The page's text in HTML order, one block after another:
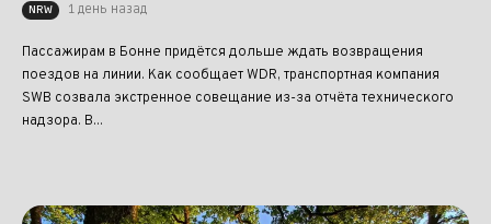
NRW 1 день назад
Пассажирам в Бонне придётся дольше ждать возвращения
поездов на линии. Как сообщает WDR, транспортная компания
SWB созвала экстренное совещание из-за отчёта технического
надзора. В...